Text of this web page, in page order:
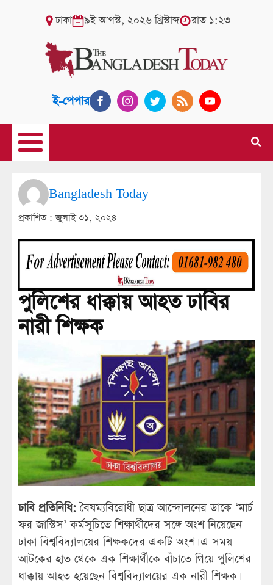
ঢাকা ৯ই আগস্ট, ২০২৬ খ্রিস্টাব্দ রাত ১:২৩
ই-পেপার
Bangladesh Today
প্রকাশিত :জুলাই ৩১, ২০২৪
পুলিশের ধাক্কায় আহত ঢাবির
নারী শিক্ষক
ঢাবি প্রতিনিধি:বৈষম্যবিরোধী ছাত্র আন্দোলনের ডাকে ‘মার্চ
ফর জাস্টিস’ কর্মসূচিতে শিক্ষার্থীদের সঙ্গে অংশ নিয়েছেন
ঢাকা বিশ্ববিদ্যালয়ের শিক্ষকদের একটি অংশ। এ সময়
আটকের হাত থেকে এক শিক্ষার্থীকে বাঁচাতে গিয়ে পুলিশের
ধাক্কায় আহত হয়েছেন বিশ্ববিদ্যালয়ের এক নারী শিক্ষক।